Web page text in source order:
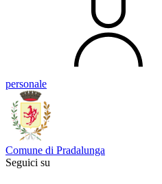
personale
Comune di Pradalunga
Seguici su